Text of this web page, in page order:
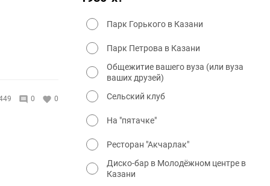
0 0
Парк Горького в Казани
Парк Петрова в Казани
Общежитие вашего вуза (или вуза
ваших друзей)
Сельский клуб
На "пятачке"
Ресторан "Акчарлак"
Диско-бар в Молодёжном центре в
Казани